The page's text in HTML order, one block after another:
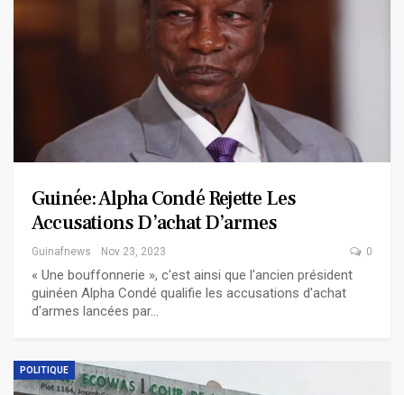
Guinée: Alpha Condé Rejette Les
Accusations D’achat D’armes
Guinafnews Nov 23, 2023 0
« Une bouffonnerie », c'est ainsi que l'ancien président
guinéen Alpha Condé qualifie les accusations d'achat
d'armes lancées par…
POLITIQUE